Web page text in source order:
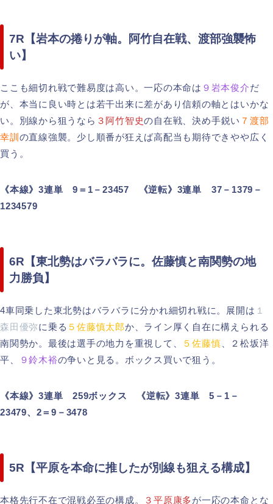
7R【岩本の捲りが軸。阿竹自在戦、渡部強襲怖
い】
ここも細切れ戦で難易度は高い。一応の本命は ９岩本俊介だ
が、本当に良い時とは若干出来に差があり信頼の軸とはいかな
い。別線から狙うなら ３阿竹智史の自在戦、決め手鋭い ７渡部
幸訓 の直線強襲。少し順番が狂えば高配当も期待できやや広く
買う。
《本線》3連単 9＝1－23457 《逆転》3連単 37－1379－
1234579
6R【東北勢はバラバラに。佐藤慎と南関勢の地
力勝負】
4車同乗した東北勢はバラバラに分かれ細切れ戦に。展開は １
森田優弥に乗る ５佐藤慎太郎か、ライン厚く自在に構えられる
南関勢か。最後は選手の地力を重視して、
５佐藤慎 、２松坂洋
平、
９鈴木裕の争いと見る。ボックス買いで狙う。
《本線》3連単 259ボックス 《逆転》3連単 5－1－
23479、2＝9－3478
5R【平原を本命に推したが別線も狙える構成】
本格先行不在で混戦必至の構成。 ３平原康多が一応の本命とな